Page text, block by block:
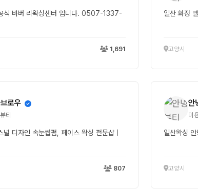
식 바버 리왁싱센터 입니다. 0507-1337-
1,691
일산 화정
고양시
로우
티
널 디자인 속눈썹펌, 페이스 왁싱 전문샵 |
807
안
미
일산왁싱
고양시